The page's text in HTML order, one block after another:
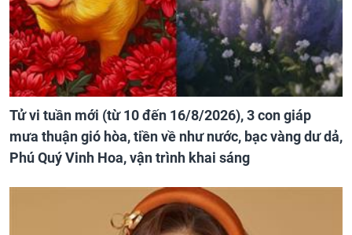
Tử vi tuần mới (từ 10 đến 16/8/2026), 3 con giáp
mưa thuận gió hòa, tiền về như nước, bạc vàng dư dả,
Phú Quý Vinh Hoa, vận trình khai sáng